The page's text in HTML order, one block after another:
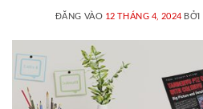
ĐĂNG VÀO 12 THÁNG 4, 2024 BỞI